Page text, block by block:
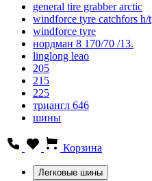
general tire grabber arctic
windforce tyre catchfors h/t
windforce tyre
нордман 8 170/70 /13.
linglong leao
205
215
225
триангл 646
шины
Корзина
Легковые шины